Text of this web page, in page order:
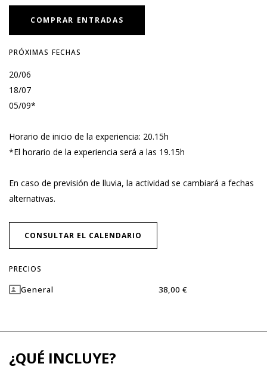
COMPRAR ENTRADAS
PRÓXIMAS FECHAS
20/06
18/07
05/09*
Horario de inicio de la experiencia: 20.15h
*El horario de la experiencia será a las 19.15h
En caso de previsión de lluvia, la actividad se cambiará a fechas
alternativas.
CONSULTAR EL CALENDARIO
PRECIOS
General
Dummy 38,00 €
¿QUÉ INCLUYE?